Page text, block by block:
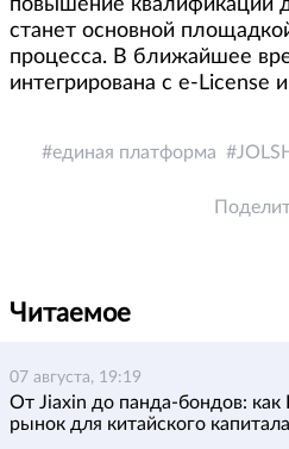
повышение квалификации
станет основной
процесса. В ближайшее
интегрирована с e-License
единая платформа
Читаемое
07 августа, 19:19
От Jiaxin до панда-бондов: как
рынок для китайского капитала